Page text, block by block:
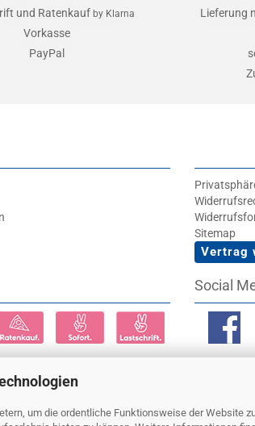
um die ordentliche Funktionsweise der Website
und Ratenkauf by Klarna
Vorkasse
PayPal
Lieferung
Sitemap
Vertrag
Social
sich inkl. Mehrwertsteuer, soweit nicht anders